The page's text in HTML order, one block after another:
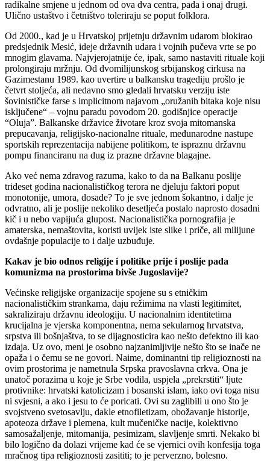
radikalne smjene u jednom od ova dva centra, pada i onaj drugi.
Ulično ustaštvo i četništvo toleriraju se poput folklora.
Od 2000., kad je u Hrvatskoj prijetnju državnim udarom blokirao
predsjednik Mesić, ideje državnih udara i vojnih pučeva vrte se po
mnogim glavama. Najvjerojatnije će, ipak, samo nastaviti rituale koji
prolongiraju mržnju. Od dvomilijunskog srbijanskog cirkusa na
Gazimestanu 1989. kao uvertire u balkansku tragediju prošlo je
četvrt stoljeća, ali nedavno smo gledali hrvatsku verziju iste
šovinističke farse s implicitnom najavom „oružanih bitaka koje nisu
isključene“ – vojnu paradu povodom 20. godišnjice operacije
“Oluja”. Balkanske državice životare kroz svoja mitomanska
prepucavanja, religijsko-nacionalne rituale, međunarodne nastupe
sportskih reprezentacija nabijene politikom, te ispraznu državnu
pompu financiranu na dug iz prazne državne blagajne.
Ako već nema zdravog razuma, kako to da na Balkanu poslije
trideset godina nacionalističkog terora ne djeluju faktori poput
monotonije, umora, dosade? To je sve jednom šokantno, i dalje je
odvratno, ali je poslije nekoliko desetljeća postalo naprosto dosadni
kič i u nebo vapijuća glupost. Nacionalistička pornografija je
amaterska, nemaštovita, koristi uvijek iste slike i priče, ali milijune
ovdašnje populacije to i dalje uzbuđuje.
Kakav je bio odnos religije i politike prije i poslije pada
komunizma na prostorima bivše Jugoslavije?
Većinske religijske organizacije spojene su s etničkim
nacionalističkim strankama, daju režimima na vlasti legitimitet,
sakraliziraju državnu ideologiju. U nacionalnim identitetima
krucijalna je vjerska komponentna, nema sekularnog hrvatstva,
srpstva ili bošnjaštva, to se dijagnosticira kao nešto defektno ili kao
izdaja. Uz ovo, meni je osobno najzanimljivije nešto što se inače ne
opaža i o čemu se ne govori. Naime, dominantni tip religioznosti na
ovim prostorima je nametnula Srpska pravoslavna crkva. Ona je
unatoč porazima u koje je Srbe vodila, uspjela „prekrstiti“ ljute
protivnike: hrvatski katolicizam i bosanski islam, iako ovi toga nisu
ni svjesni, a ako i jesu to će poricati. Ovi su zaglibili u ono što je
svojstveno svetosavlju, dakle etnofiletizam, obožavanje historije,
apoteoza države i plemena, kult mučeničke nacije, kolektivno
samosažaljenje, mitomanija, pesimizam, slavljenje smrti. Nekako bi
bilo logično da dolazi vrijeme kad će se vjernici ovih konfesija toga
mračnog tipa religioznosti zasititi; to je perverzno, bolesno.